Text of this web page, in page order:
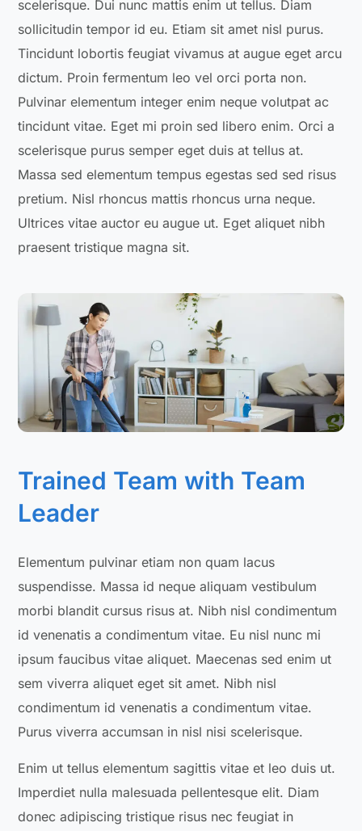
scelerisque. Dui nunc mattis enim ut tellus. Diam
sollicitudin tempor id eu. Etiam sit amet nisl purus.
Tincidunt lobortis feugiat vivamus at augue eget arcu
dictum. Proin fermentum leo vel orci porta non.
Pulvinar elementum integer enim neque volutpat ac
tincidunt vitae. Eget mi proin sed libero enim. Orci a
scelerisque purus semper eget duis at tellus at.
Massa sed elementum tempus egestas sed sed risus
pretium. Nisl rhoncus mattis rhoncus urna neque.
Ultrices vitae auctor eu augue ut. Eget aliquet nibh
praesent tristique magna sit.
Trained Team with Team
Leader
Elementum pulvinar etiam non quam lacus
suspendisse. Massa id neque aliquam vestibulum
morbi blandit cursus risus at. Nibh nisl condimentum
id venenatis a condimentum vitae. Eu nisl nunc mi
ipsum faucibus vitae aliquet. Maecenas sed enim ut
sem viverra aliquet eget sit amet. Nibh nisl
condimentum id venenatis a condimentum vitae.
Purus viverra accumsan in nisl nisi scelerisque.
Enim ut tellus elementum sagittis vitae et leo duis ut.
Imperdiet nulla malesuada pellentesque elit. Diam
donec adipiscing tristique risus nec feugiat in